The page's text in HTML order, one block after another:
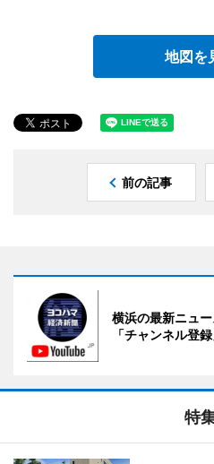
地図を
前の記事
横浜の最新ニュー
「チャンネル登
特